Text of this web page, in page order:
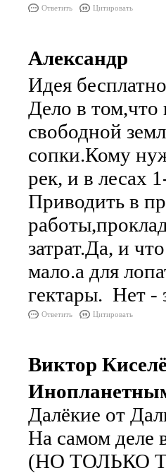
Ответить Цитировать
Александр
Идея
Дело в том,что
свободной
сопки.Кому
рек, и в лесах
Приводить в
затрат.Да, и
мало.а для
гектары. Нет -
Ответить Цитировать
Виктор
Далёкие от
На самом деле
(НО ТОЛЬКО